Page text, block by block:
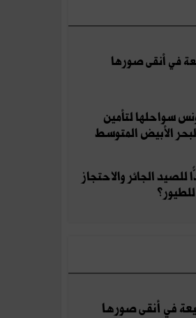
في أنقى صورها
سواحلها لتأمين
الأبيض المتوسط
الجائر والاحتجاز
للطيور؟
في أنقى صورها